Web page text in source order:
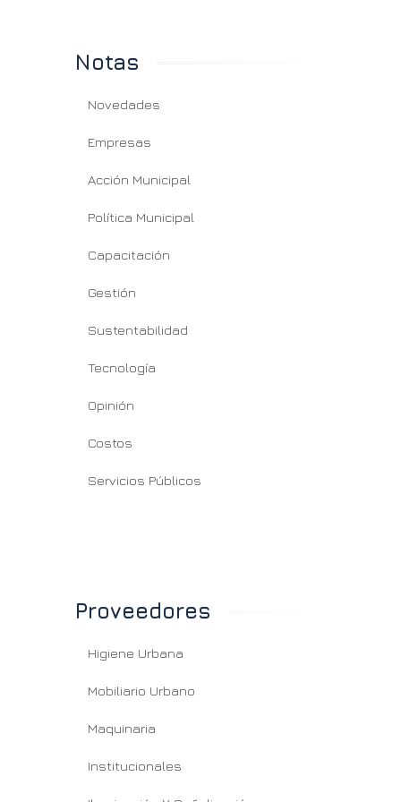
Notas
Novedades
Empresas
Acción Municipal
Política Municipal
Capacitación
Gestión
Sustentabilidad
Tecnología
Opinión
Costos
Servicios Públicos
Proveedores
Higiene Urbana
Mobiliario Urbano
Maquinaria
Institucionales